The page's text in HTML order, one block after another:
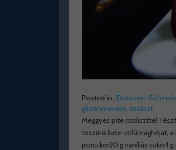
Posted in : Desszert-
gluténmentes, rizsliszt
Meggyes pite rizsliszttel
teszünk bele utifűmaghéjat, a
porcukor20 g vaníliás cukor1